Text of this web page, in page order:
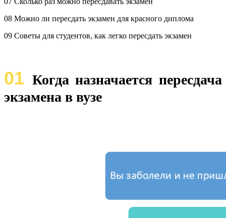
08 Можно ли пересдать экзамен для красного диплома
09 Советы для студентов, как легко пересдать экзамен
01 Когда назначается пересдача
экзамена в вузе